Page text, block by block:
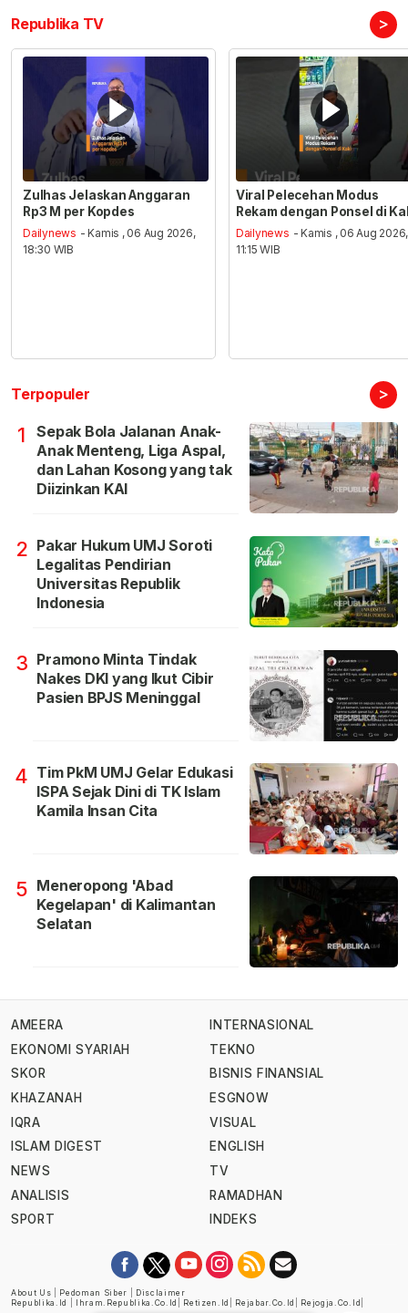
Republika TV >
Zulhas Jelaskan Anggaran
Rp3 M per Kopdes
Dailynews - Kamis , 06 Aug 2026,
18:30 WIB
Viral Pelecehan Modus
Rekam dengan Ponsel di
Dailynews - Kamis , 06 Aug 2026,
11:15 WIB
Terpopuler >
1
Sepak Bola Jalanan Anak-
Anak Menteng, Liga Aspal,
dan Lahan Kosong yang tak
Diizinkan KAI
2 Pakar Hukum UMJ Soroti
Legalitas Pendirian
Universitas Republik
Indonesia
3 Pramono Minta Tindak
Nakes DKI yang Ikut Cibir
Pasien BPJS Meninggal
4 Tim PkM UMJ Gelar Edukasi
ISPA Sejak Dini di TK Islam
Kamila Insan Cita
5 Meneropong 'Abad
Kegelapan' di Kalimantan
Selatan
AMEERA
EKONOMI SYARIAH
SKOR
KHAZANAH
IQRA
ISLAM DIGEST
NEWS
ANALISIS
SPORT
INTERNASIONAL
TEKNO
BISNIS FINANSIAL
ESGNOW
VISUAL
ENGLISH
TV
RAMADHAN
INDEKS
About Us Pedoman Siber
Disclaimer
Republika.id
Ihram.republika.co.id Retizen.id Rejabar.co.id Rejogja.co.id